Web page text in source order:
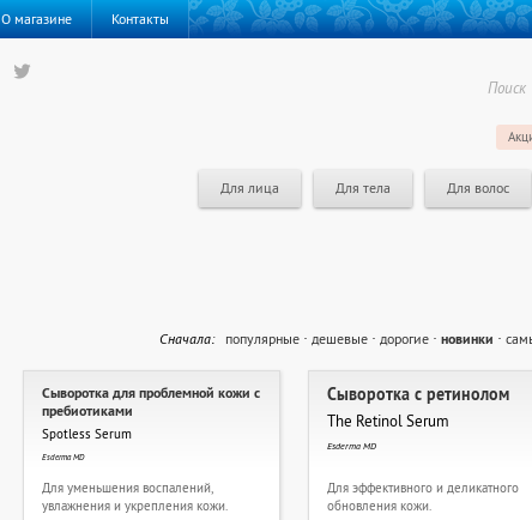
О магазине Контакты
Поиск
Для лица Для тела Для волос
Cначала: популярные · дешевые · дорогие · новинки ·
Сыворотка для проблемной кожи с
пребиотиками
Spotless Serum
Esderma MD
Для уменьшения воспалений,
увлажнения и укрепления кожи.
Сыворотка с ретинолом
The Retinol Serum
Esderma MD
Для эффективного и деликатного
обновления кожи.